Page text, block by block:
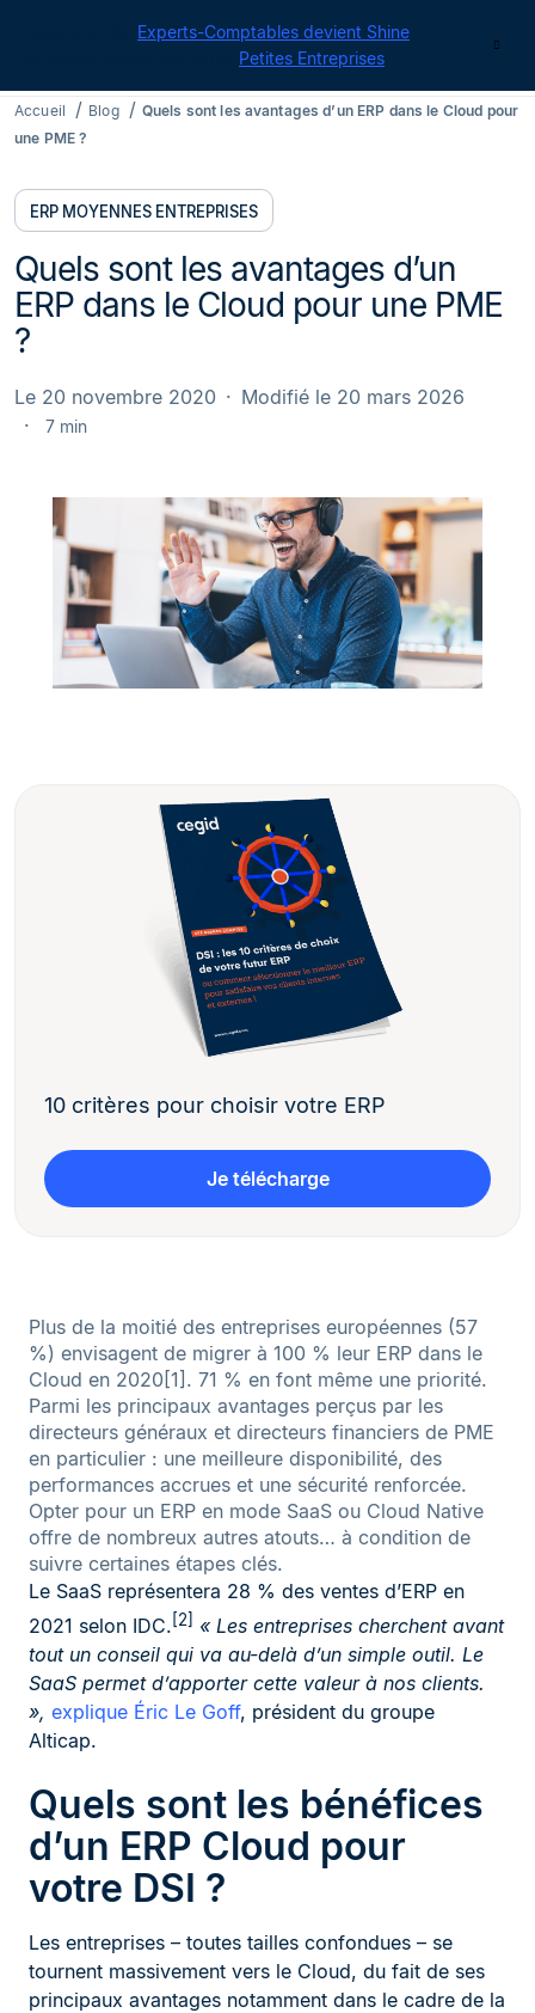
Experts-Comptables devient Shine
Petites Entreprises
Accueil Blog
Quels sont les avantages d’un ERP dans le Cloud pour
une PME ?
ERP MOYENNES ENTREPRISES
Quels sont les avantages d’un
ERP dans le Cloud pour une PME
?
Le 20 novembre 2020 Modifié le 20 mars 2026
7 min
10 critères pour choisir votre ERP
Je télécharge
Plus de la moitié des entreprises européennes (57
%) envisagent de migrer à 100 % leur ERP dans le
Cloud en 2020[1]. 71 % en font même une priorité.
Parmi les principaux avantages perçus par les
directeurs généraux et directeurs financiers de PME
en particulier : une meilleure disponibilité, des
performances accrues et une sécurité renforcée.
Opter pour un ERP en mode SaaS ou Cloud Native
offre de nombreux autres atouts… à condition de
suivre certaines étapes clés.
Le SaaS représentera 28 % des ventes d’ERP en
2021 selon IDC.[2] « Les entreprises cherchent avant
tout un conseil qui va au-delà d’un simple outil. Le
SaaS permet d’apporter cette valeur à nos clients.
», explique Éric Le Goff, président du groupe
Alticap.
Quels sont les bénéfices
d’un ERP Cloud pour
votre DSI ?
Les entreprises – toutes tailles confondues – se
tournent massivement vers le Cloud, du fait de ses
principaux avantages notamment dans le cadre de la